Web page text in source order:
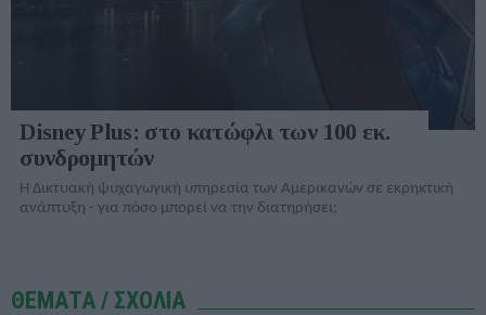
Disney Plus: στο κατώφλι των 100 εκ.
συνδρομητών
Η Δικτυακή ψυχαγωγική υπηρεσία των Αμερικανών σε εκρηκτική
ανάπτυξη - για πόσο μπορεί να την διατηρήσει;
ΘΕΜΑΤΑ / ΣΧΟΛΙΑ